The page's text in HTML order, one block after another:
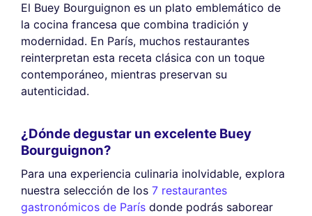
El Buey Bourguignon es un plato emblemático de
la cocina francesa que combina tradición y
modernidad. En París, muchos restaurantes
reinterpretan esta receta clásica con un toque
contemporáneo, mientras preservan su
autenticidad.
¿Dónde degustar un excelente Buey
Bourguignon?
Para una experiencia culinaria inolvidable, explora
nuestra selección de los 7 restaurantes
gastronómicos de París donde podrás saborear